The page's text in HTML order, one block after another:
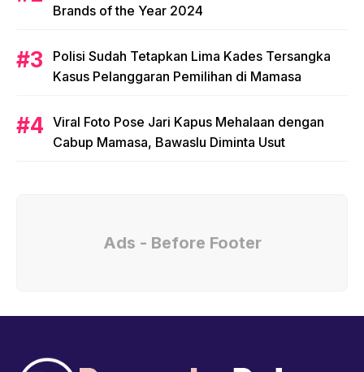
Brands of the Year 2024
Polisi Sudah Tetapkan Lima Kades Tersangka
Kasus Pelanggaran Pemilihan di Mamasa
Viral Foto Pose Jari Kapus Mehalaan dengan
Cabup Mamasa, Bawaslu Diminta Usut
Ads - Before Footer